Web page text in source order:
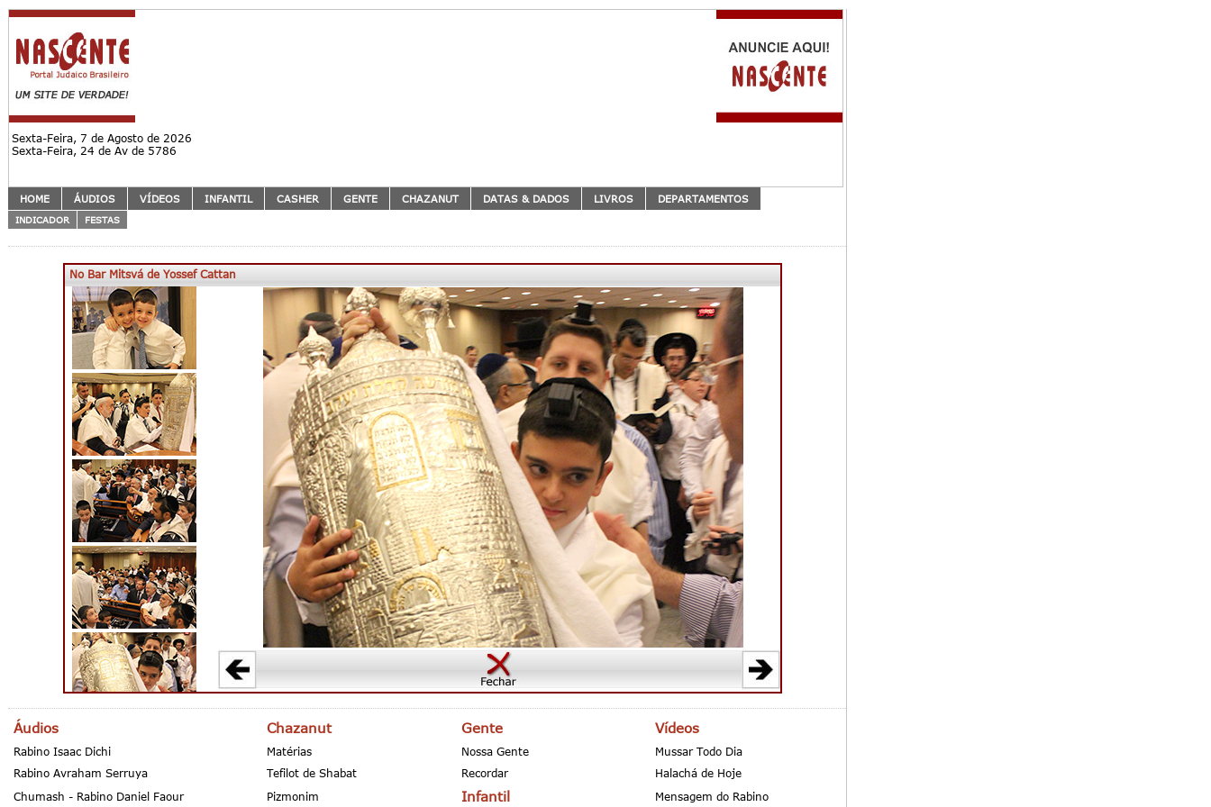
Sexta-Feira, 7 de Agosto de 2026
Sexta-Feira, 24 de Av de 5786
HOME ÁUDIOS VÍDEOS INFANTIL CASHER GENTE CHAZANUT DATAS & DADOS LIVROS DEPARTAMENTOS
INDICADOR FESTAS
Áudios Chazanut Gente Vídeos
Rabino Isaac Dichi Matérias Nossa Gente
Mussar Todo Dia
Rabino Avraham Serruya
Tefilot de Shabat Recordar
Halachá de Hoje
Chumash - Rabino Daniel Faour
Pizmonim Infantil Mensagem do Rabino